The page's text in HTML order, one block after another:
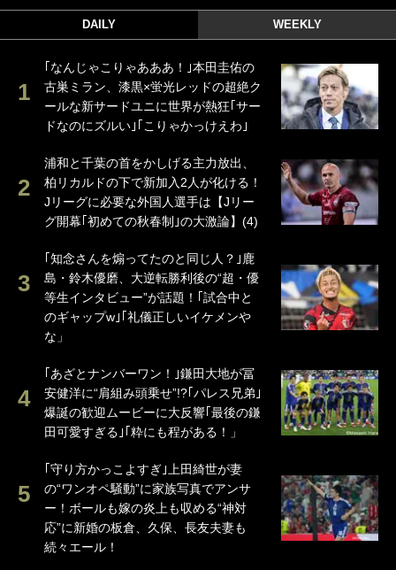
DAILY WEEKLY
｢なんじゃこりゃあああ！｣本田圭佑の
古巣ミラン、漆黒×蛍光レッドの超絶ク
ールな新サードユニに世界が熱狂｢サー
ドなのにズルい｣｢こりゃかっけえわ｣
浦和と千葉の首をかしげる主力放出、
柏リカルドの下で新加入2人が化ける！
Jリーグに必要な外国人選手は【Jリー
グ開幕｢初めての秋春制｣の大激論】(4)
｢知念さんを煽ってたのと同じ人？｣鹿
島・鈴木優磨、大逆転勝利後の“超・優
等生インタビュー”が話題！｢試合中と
のギャップw｣｢礼儀正しいイケメンや
な」
｢あざとナンバーワン！｣鎌田大地が冨
安健洋に“肩組み頭乗せ”!?｢パレス兄弟｣
爆誕の歓迎ムービーに大反響｢最後の鎌
田可愛すぎる｣｢粋にも程がある！」
｢守り方かっこよすぎ｣上田綺世が妻
の“ワンオペ騒動”に家族写真でアンサ
ー！ボールも嫁の炎上も収める“神対
応”に新婚の板倉、久保、長友夫妻も
続々エール！